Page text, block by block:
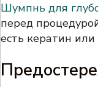
Шумпнь для
перед
есть кератин или